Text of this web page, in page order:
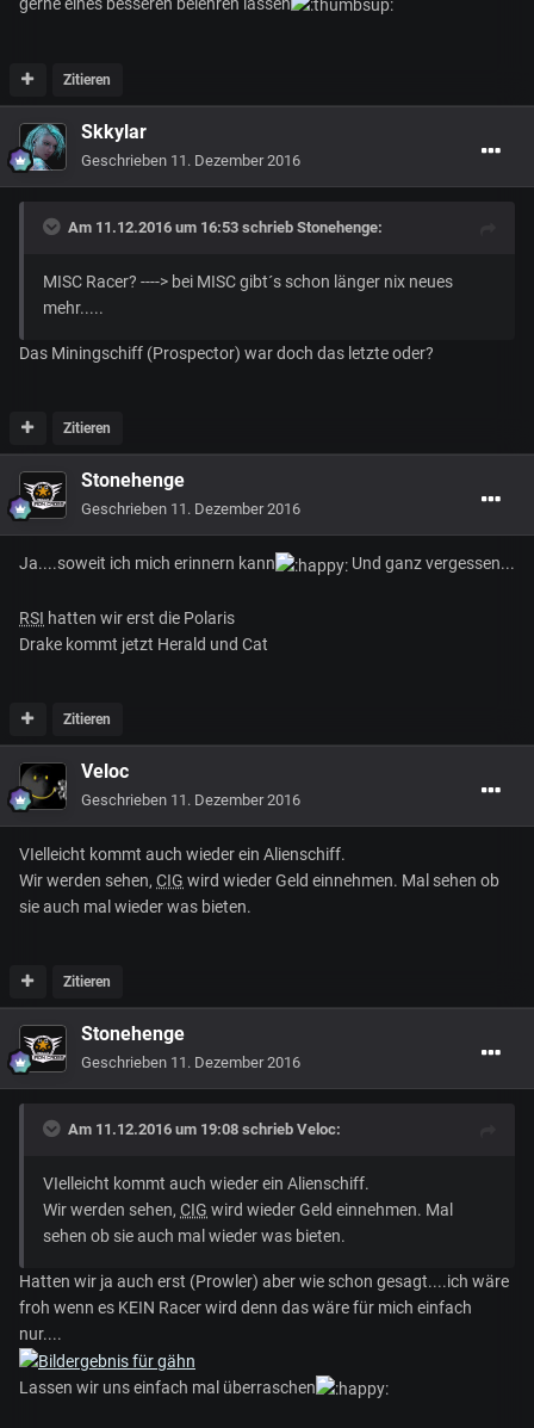
Zitieren
Skkylar
Geschrieben 11. Dezember 2016
Am 11.12.2016 um 16:53 schrieb Stonehenge:
MISC Racer? ----> bei MISC gibt´s schon länger nix neues
mehr.....
Das Miningschiff (Prospector) war doch das letzte oder?
Zitieren
Stonehenge
Geschrieben 11. Dezember 2016
Ja....soweit ich mich erinnern kann Und ganz vergessen...
RSI hatten wir erst die Polaris
Drake kommt jetzt Herald und Cat
Zitieren
Veloc
Geschrieben 11. Dezember 2016
VIelleicht kommt auch wieder ein Alienschiff.
Wir werden sehen, CIG wird wieder Geld einnehmen. Mal sehen ob
sie auch mal wieder was bieten.
Zitieren
Stonehenge
Geschrieben 11. Dezember 2016
Am 11.12.2016 um 19:08 schrieb Veloc:
VIelleicht kommt auch wieder ein Alienschiff.
Wir werden sehen, CIG wird wieder Geld einnehmen. Mal
sehen ob sie auch mal wieder was bieten.
Hatten wir ja auch erst (Prowler) aber wie schon gesagt....ich wäre
froh wenn es KEIN Racer wird denn das wäre für mich einfach
nur....
Lassen wir uns einfach mal überraschen